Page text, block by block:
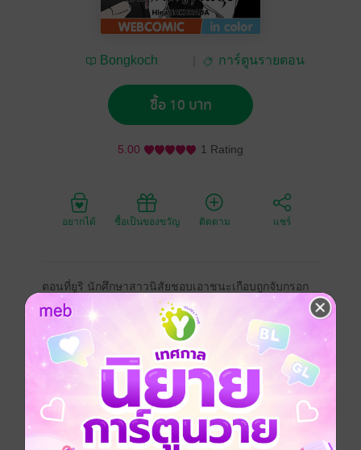
Bongkoch
การ์ตูนรายตอน
ซื้อ 10 บาท
5.00 1 Rating
อยากได้ ซื้อเป็นของขวัญ ติดตาม แชร์
ตอนที่ยูริ นักศึกษาสาวนิสัยชอบเอาชนะเกือบถูกจับกรอก
ยาผิดกฎหมายในงานปาร์ตี้ ผู้ที่มาช่วยไว้ก็คือโอยะ โทชิโอ
มิ นายน้อยแห่งแก๊งโอยะ แม้จะลังเลแต่ยูริก็ตัดสินใจไป
เยือนที่แก๊ง รอยยิ้มของเขาอ่อนโยนผิดคาด ทั้งคู่ต่างดึงดูด
ซึ่งกันและกัน แต่ทว่า ทันใดนั้น โอยะกลับถูกยิง นั่น
เป็นการลั่นสัญญาณเตือนจากรักนี้หรือไร! การเรียกร้อง
ความรักของผู้ชายที่มีชีวิตอยู่โดยใช้ชีวิตเป็นเดิมพัน ทั้ง
ร้อนแรงและบ้าคลั่ง ความรักครั้งอันตรายที่สุดใน
ประวัติศาสตร์กำลังจะเริ่มต้นแล้ว!